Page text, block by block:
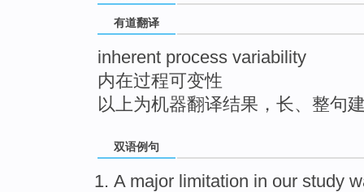
有道翻译
inherent process variability
内在过程可变性
以上为机器翻译结果，长、整句
双语例句
A major limitation in our study